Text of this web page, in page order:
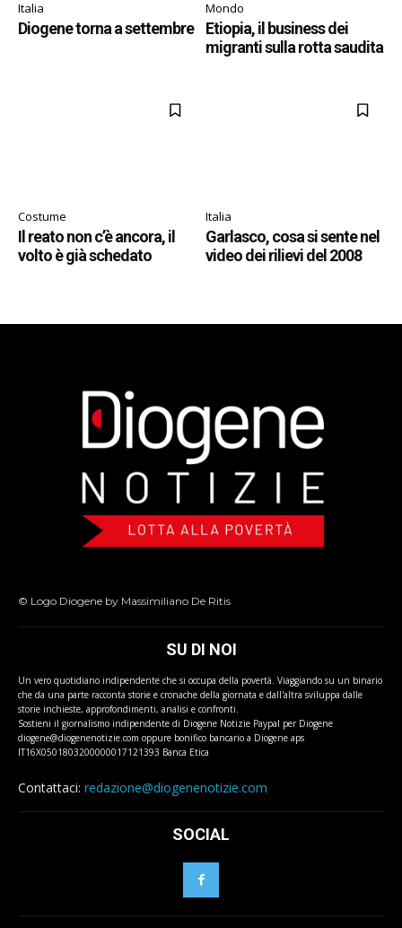
Italia
Diogene torna a settembre
Mondo
Etiopia, il business dei
migranti sulla rotta saudita
Costume
Il reato non c’è ancora, il
volto è già schedato
Italia
Garlasco, cosa si sente nel
video dei rilievi del 2008
© Logo Diogene by Massimiliano De Ritis
SU DI NOI
Un vero quotidiano indipendente che si occupa della povertà. Viaggiando su un binario
che da una parte racconta storie e cronache della giornata e dall'altra sviluppa dalle
storie inchieste, approfondimenti, analisi e confronti.
Sostieni il giornalismo indipendente di Diogene Notizie Paypal per Diogene
diogene@diogenenotizie.com oppure bonifico bancario a Diogene aps
IT16X0501803200000017121393 Banca Etica
Contattaci: redazione@diogenenotizie.com
SOCIAL